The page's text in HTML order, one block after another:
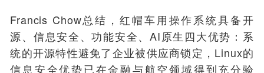
Francis Chow总结，红帽车用操作系统具备开
源、信息安全、功能安全、AI原生四大优势：系
统的开源特性避免了企业被供应商锁定，Linux的
信息安全优势已在金融与航空领域得到充分验